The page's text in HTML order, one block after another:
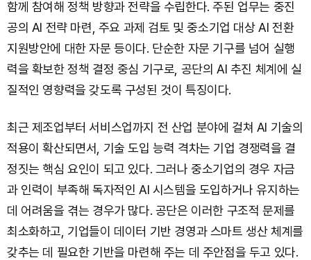
함께 참여해 정책 방향과 전략을 수립한다. 주된 업무는 중진
공의 AI 전략 마련, 주요 과제 검토 및 중소기업 대상 AI 전환
지원방안에 대한 자문 등이다. 단순한 자문 기구를 넘어 실행
력을 확보한 정책 결정 중심 기구로, 공단의 AI 추진 체계에 실
질적인 영향력을 갖도록 구성된 것이 특징이다.
최근 제조업부터 서비스업까지 전 산업 분야에 걸쳐 AI 기술의
적용이 확산되면서, 기술 도입 능력 격차는 기업 경쟁력을 결
정짓는 핵심 요인이 되고 있다. 그러나 중소기업의 경우 자금
과 인력이 부족해 독자적인 AI 시스템을 도입하거나 유지하는
데 어려움을 겪는 경우가 많다. 공단은 이러한 구조적 문제를
최소화하고, 기업들이 데이터 기반 경영과 스마트 생산 체계를
갖추는 데 필요한 기반을 마련해 주는 데 주안점을 두고 있다.